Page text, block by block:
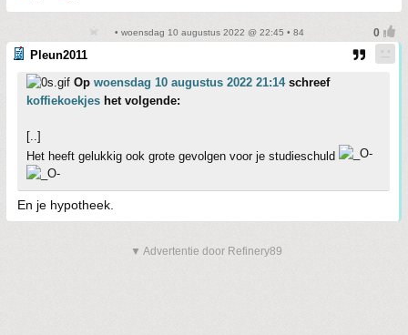
• woensdag 10 augustus 2022 @ 22:45 • 84
Pleun2011
Op woensdag 10 augustus 2022 21:14schreef
koffiekoekjes het volgende:
[..]
Het heeft gelukkig ook grote gevolgen voor je studieschuld
En je hypotheek.
▼ Advertentie door Refinery89